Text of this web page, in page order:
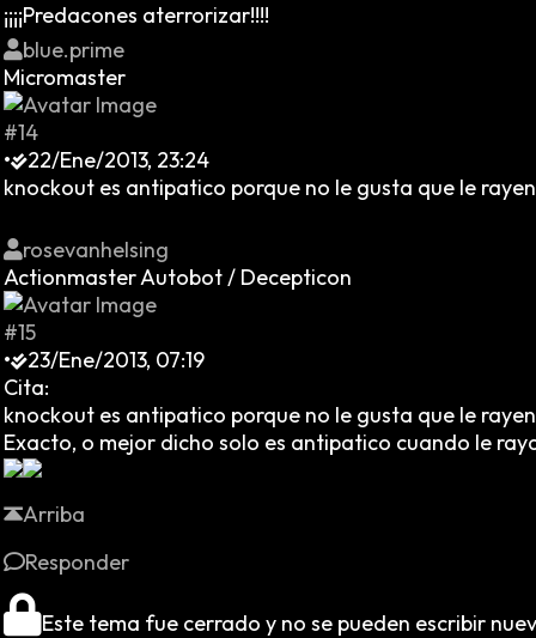
¡¡¡¡Predacones aterrorizar!!!!
blue.prime
Micromaster
#14
•
22/Ene/2013, 23:24
knockout es antipatico porque no le gusta que le
rosevanhelsing
Actionmaster Autobot / Decepticon
#15
•
23/Ene/2013, 07:19
Cita:
knockout es antipatico porque no le gusta que le
Exacto, o mejor dicho solo es antipatico cuando le
Arriba
Responder
Este tema fue cerrado y no se pueden escribir